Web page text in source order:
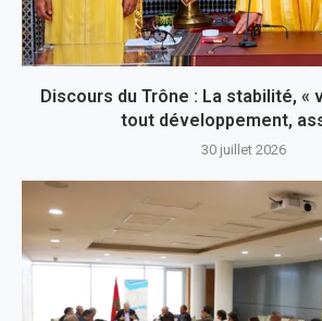
Discours du Trône : La stabilité, «
tout développement,
30 juillet 2026